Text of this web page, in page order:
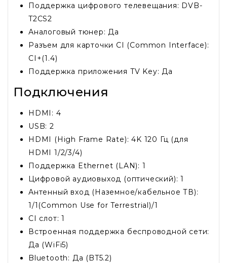
Поддержка цифрового телевещания: DVB-
T2CS2
Аналоговый тюнер: Да
Разъем для карточки CI (Common Interface):
CI+(1.4)
Поддержка приложения TV Key: Да
Подключения
HDMI: 4
USB: 2
HDMI (High Frame Rate): 4K 120 Гц (для
HDMI 1/2/3/4)
Поддержка Ethernet (LAN): 1
Цифровой аудиовыход (оптический): 1
Антенный вход (Наземное/кабельное ТВ):
1/1(Common Use for Terrestrial)/1
CI слот: 1
Встроенная поддержка беспроводной сети:
Да (WiFi5)
Bluetooth: Да (BT5.2)